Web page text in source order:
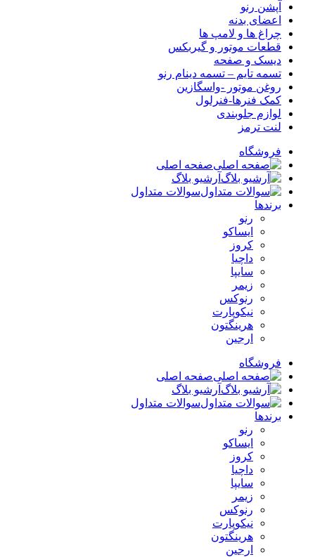
آپشن رنو
اعضای بدنه
چراغ ها و لامپ ها
قطعات موتور و گیربکس
دیسک و صفحه
تسمه تایم – تسمه دینام رنو
روغن موتور -واسگازین
کمک فنرها-فنرلول
لوازم جلوبندی
لنت ترمز
فروشگاه
صفحه اصلی
آرشیو بلاگ
سوالات متداول
برندها
رنو
ایساکو
کروز
داچیا
سایپا
زیمر
رنوکس
نیکوپارت
هرینگتون
ارجین
فروشگاه
صفحه اصلی
آرشیو بلاگ
سوالات متداول
برندها
رنو
ایساکو
کروز
داچیا
سایپا
زیمر
رنوکس
نیکوپارت
هرینگتون
ارجین